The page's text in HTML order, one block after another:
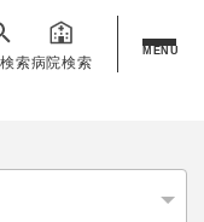
索病院検索
MENU